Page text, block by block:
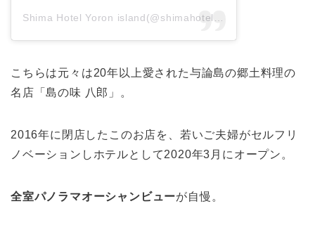
こちらは元々は20年以上愛された与論島の郷土料理の
名店「島の味 八郎」。
2016年に閉店したこのお店を、若いご夫婦がセルフリ
ノベーションしホテルとして2020年3月にオープン。
全室パノラマオーシャンビューが自慢。